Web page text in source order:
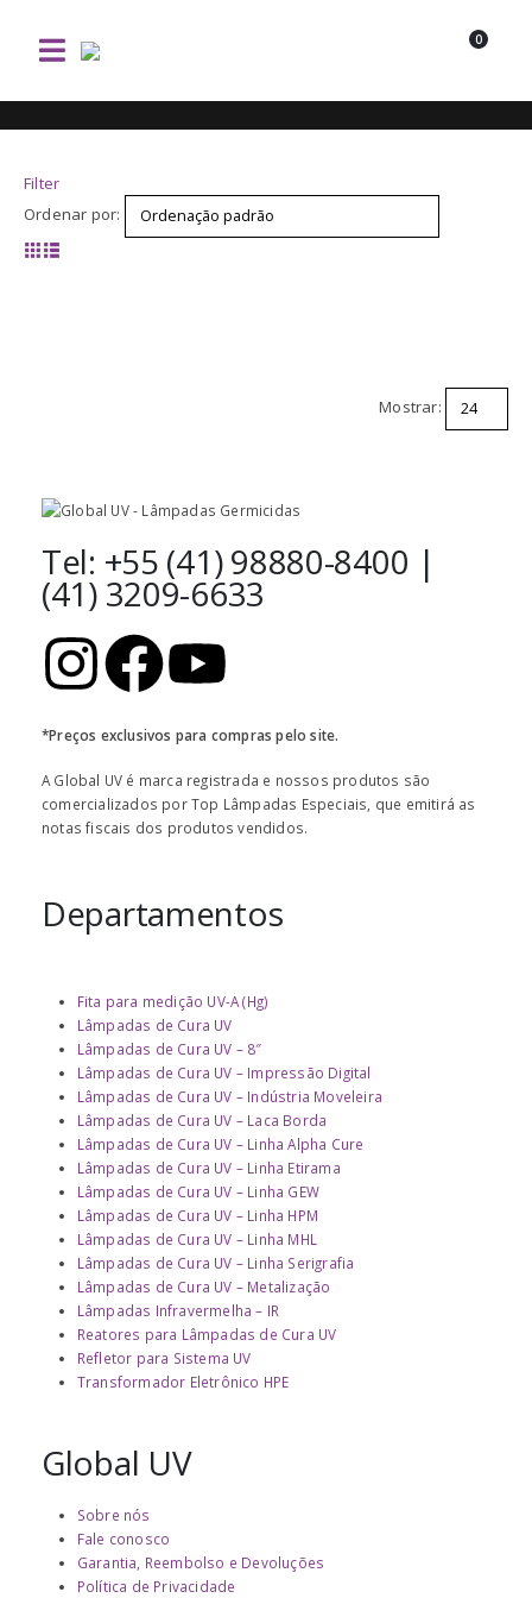
0
Filter
Ordenar por:
Mostrar:
Tel: +55 (41) 98880-8400 |
(41) 3209-6633
*Preços exclusivos para compras pelo site.
A Global UV é marca registrada e nossos produtos são
comercializados por Top Lâmpadas Especiais, que emitirá as
notas fiscais dos produtos vendidos.
Departamentos
Fita para medição UV-A (Hg)
Lâmpadas de Cura UV
Lâmpadas de Cura UV – 8″
Lâmpadas de Cura UV – Impressão Digital
Lâmpadas de Cura UV – Indústria Moveleira
Lâmpadas de Cura UV – Laca Borda
Lâmpadas de Cura UV – Linha Alpha Cure
Lâmpadas de Cura UV – Linha Etirama
Lâmpadas de Cura UV – Linha GEW
Lâmpadas de Cura UV – Linha HPM
Lâmpadas de Cura UV – Linha MHL
Lâmpadas de Cura UV – Linha Serigrafia
Lâmpadas de Cura UV – Metalização
Lâmpadas Infravermelha – IR
Reatores para Lâmpadas de Cura UV
Refletor para Sistema UV
Transformador Eletrônico HPE
Global UV
Sobre nós
Fale conosco
Garantia, Reembolso e Devoluções
Política de Privacidade